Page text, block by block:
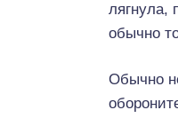
лягнула,
обычно
Обычно